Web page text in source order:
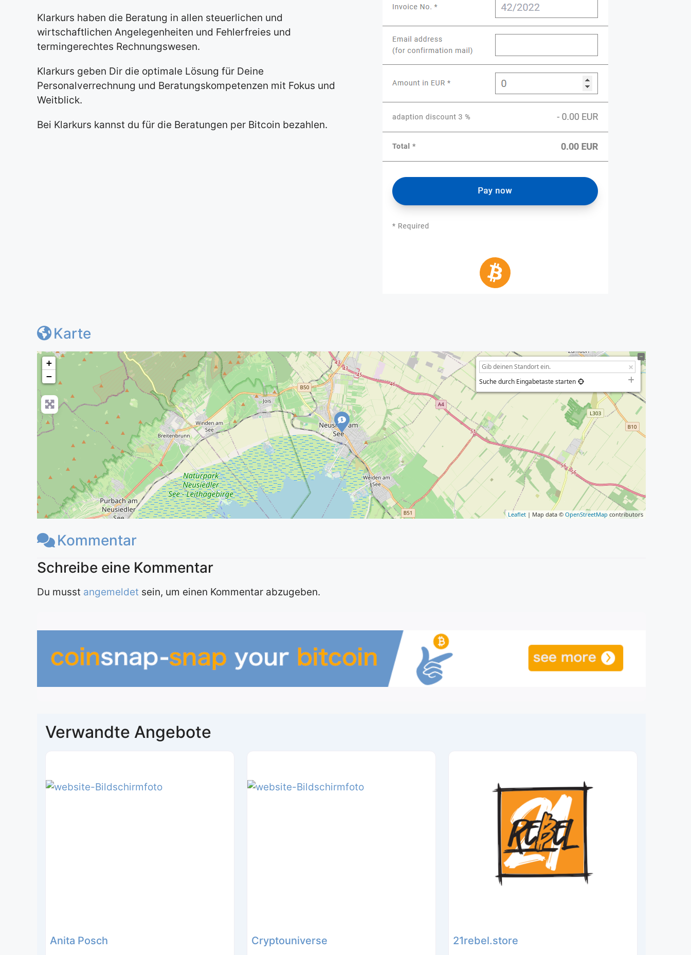
Klarkurs haben die Beratung in allen steuerlichen und
wirtschaftlichen Angelegenheiten und Fehlerfreies und
termingerechtes Rechnungswesen.
Klarkurs geben Dir die optimale Lösung für Deine
Personalverrechnung und Beratungskompetenzen mit Fokus und
Weitblick.
Bei Klarkurs kannst du für die Beratungen per Bitcoin bezahlen.
Karte
+
−
Suche durch Eingabetaste starten
Leaflet | Map data © OpenStreetMap contributors
Kommentar
Du musst angemeldet sein, um einen Kommentar abzugeben.
Verwandte Angebote
Anita Posch Cryptouniverse 21rebel.store